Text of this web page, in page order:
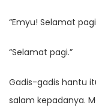
“Emyu! Selamat
“Selamat pagi.”
Gadis-gadis hantu
salam kepadanya.